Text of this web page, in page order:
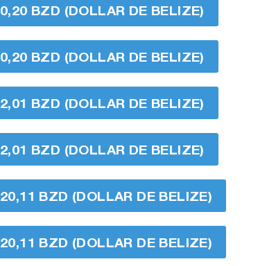
0,20 BZD (DOLLAR DE BELIZE)
0,20 BZD (DOLLAR DE BELIZE)
2,01 BZD (DOLLAR DE BELIZE)
2,01 BZD (DOLLAR DE BELIZE)
20,11 BZD (DOLLAR DE BELIZE)
20,11 BZD (DOLLAR DE BELIZE)